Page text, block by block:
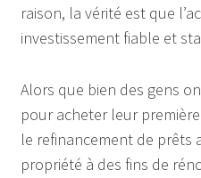
raison, la vérité est que
investissement fiable et
Alors que bien des gens
pour acheter leur
le refinancement de prêts
propriété à des fins de